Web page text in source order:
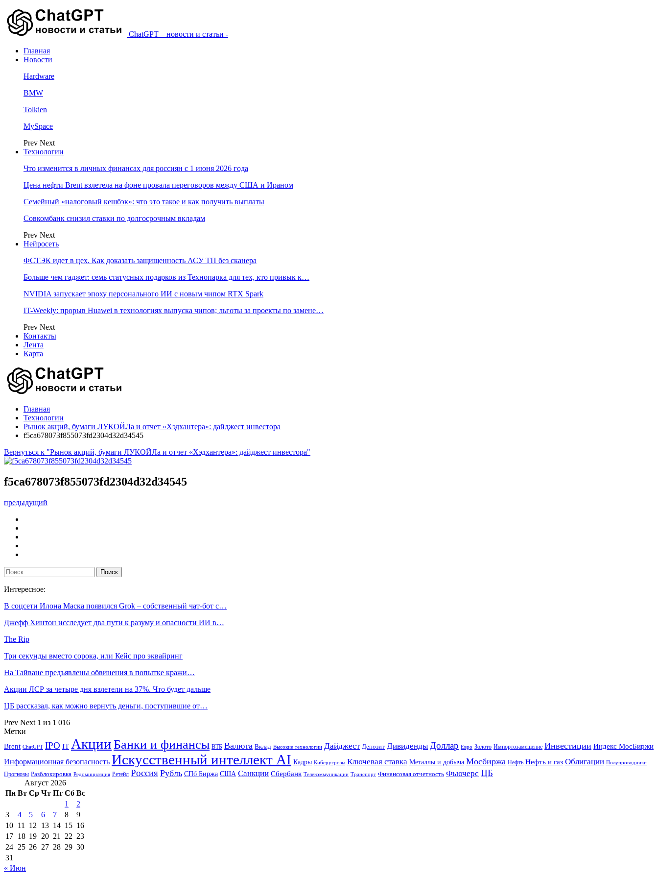
ChatGPT – новости и статьи -
Главная
Новости
Hardware
BMW
Tolkien
MySpace
Prev Next
Технологии
Что изменится в личных финансах для россиян с 1 июня 2026 года
Цена нефти Brent взлетела на фоне провала переговоров между США и Ираном
Семейный «налоговый кешбэк»: что это такое и как получить выплаты
Совкомбанк снизил ставки по долгосрочным вкладам
Prev Next
Нейросеть
ФСТЭК идет в цех. Как доказать защищенность АСУ ТП без сканера
Больше чем гаджет: семь статусных подарков из Технопарка для тех, кто привык к…
NVIDIA запускает эпоху персонального ИИ с новым чипом RTX Spark
IT-Weekly: прорыв Huawei в технологиях выпуска чипов; льготы за проекты по замене…
Prev Next
Контакты
Лента
Карта
Главная
Технологии
Рынок акций, бумаги ЛУКОЙЛа и отчет «Хэдхантера»: дайджест инвестора
f5ca678073f855073fd2304d32d34545
Вернуться к "Рынок акций, бумаги ЛУКОЙЛа и отчет «Хэдхантера»: дайджест инвестора"
f5ca678073f855073fd2304d32d34545
предыдущий
Интересное:
В соцсети Илона Маска появился Grok – собственный чат-бот с…
Джефф Хинтон исследует два пути к разуму и опасности ИИ в…
The Rip
Три секунды вместо сорока, или Кейс про эквайринг
На Тайване предъявлены обвинения в попытке кражи…
Акции ЛСР за четыре дня взлетели на 37%. Что будет дальше
ЦБ рассказал, как можно вернуть деньги, поступившие от…
Prev Next 1 из 1 016
Метки
Brent ChatGPT IPO IT АкцииБанки и финансы ВТБ Валюта Вклад Высокие технологии Дайджест Депозит Дивиденды Доллар Евро Золото Импортозамещение Инвестиции Индекс МосБиржи
Информационная безопасность Искусственный интеллект AI Кадры Киберугрозы Ключевая ставка Металлы и добыча Мосбиржа Нефть Нефть и газ Облигации Полупроводники
Прогнозы Разблокировка Редомициляция Ретейл Россия Рубль СПб Биржа США Санкции Сбербанк Телекоммуникации Транспорт Финансовая отчетность Фьючерс ЦБ
Август 2026
Пн Вт Ср Чт Пт Сб Вс
1
2
3
4 5 6 7 8
9
10 11 12 13 14 15 16
17 18 19 20 21 22 23
24 25 26 27 28 29 30
31
« Июн